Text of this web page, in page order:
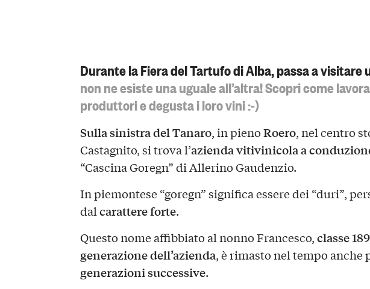
Durante la Fiera del Tartufo di Alba, passa a visitare
non ne esiste una uguale all’altra! Scopri come
produttori e degusta i loro vini :-)
Sulla sinistra del Tanaro, in pienoRoero, nel centro
Castagnito, si trova l’azienda vitivinicola a
“Cascina Goregn” di Allerino Gaudenzio.
In piemontese “goregn” significa essere dei “duri”,
dalcarattere forte.
Questo nome affibbiato al nonno Francesco,classe
generazione dell’azienda, è rimasto nel tempo anche
generazioni successive.